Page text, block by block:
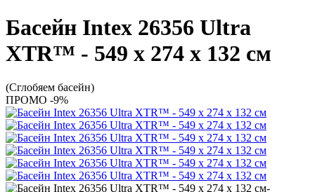
Басейн Intex 26356 Ultra
XTR™ - 549 х 274 х 132 см
(Сглобяем басейн)
ПРОМО -9%